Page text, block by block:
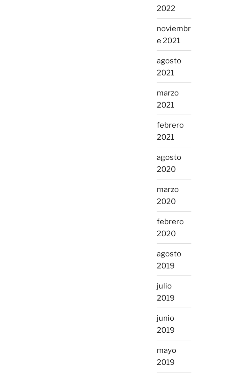
2022
noviembr
e 2021
agosto
2021
marzo
2021
febrero
2021
agosto
2020
marzo
2020
febrero
2020
agosto
2019
julio
2019
junio
2019
mayo
2019